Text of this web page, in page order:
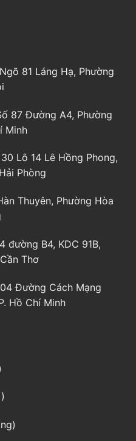
81 Láng Hạ, Phường
87 Đường A4, Phường
Minh
Lô 14 Lê Hồng Phong,
Phòng
Thuyên, Phường Hòa
đường B4, KDC 91B,
Thơ
Đường Cách Mạng
Hồ Chí Minh